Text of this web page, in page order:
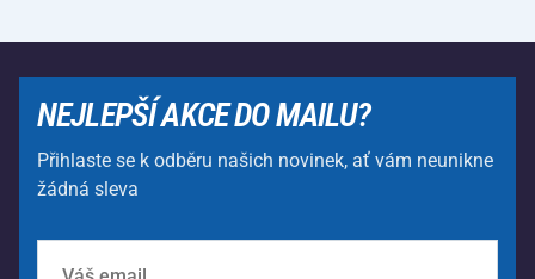
NEJLEPŠÍ AKCE DO MAILU?
Přihlaste se k odběru našich novinek, ať vám neunikne
žádná sleva